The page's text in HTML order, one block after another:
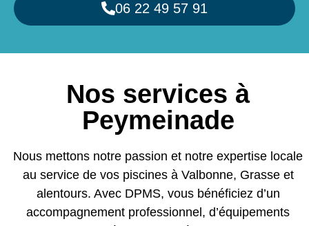
06 22 49 57 91
Nos services à
Peymeinade
Nous mettons notre passion et notre expertise locale
au service de vos piscines à Valbonne, Grasse et
alentours. Avec DPMS, vous bénéficiez d’un
accompagnement professionnel, d’équipements